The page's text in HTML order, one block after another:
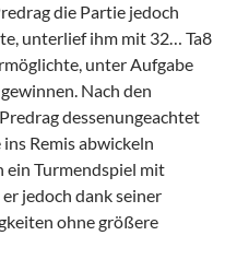
die Partie jedoch
unterlief ihm mit 32… Ta8
unter Aufgabe
Nach den
dessenungeachtet
Remis abwickeln
ein Turmendspiel mit
jedoch dank seiner
ohne größere